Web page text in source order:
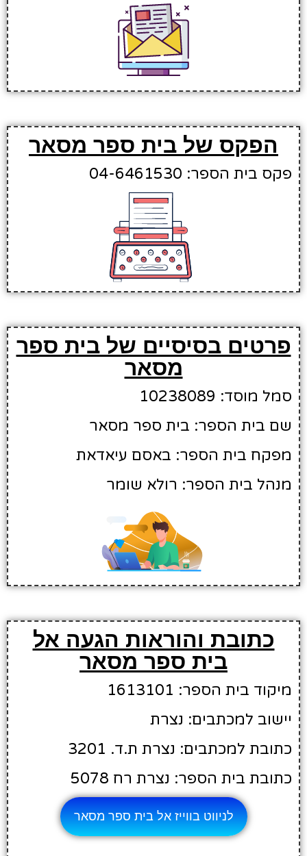
הפקס של בית ספר מסאר
פקס בית הספר: 04-6461530
פרטים בסיסיים של בית ספר
מסאר
סמל מוסד: 10238089
שם בית הספר: בית ספר מסאר
מפקח בית הספר: באסם עיאדאת
מנהל בית הספר: רולא שומר
כתובת והוראות הגעה אל
בית ספר מסאר
מיקוד בית הספר: 1613101
יישוב למכתבים: נצרת
כתובת למכתבים: נצרת ת.ד. 3201
כתובת בית הספר: נצרת רח 5078
לניווט בווייז אל בית ספר מסאר